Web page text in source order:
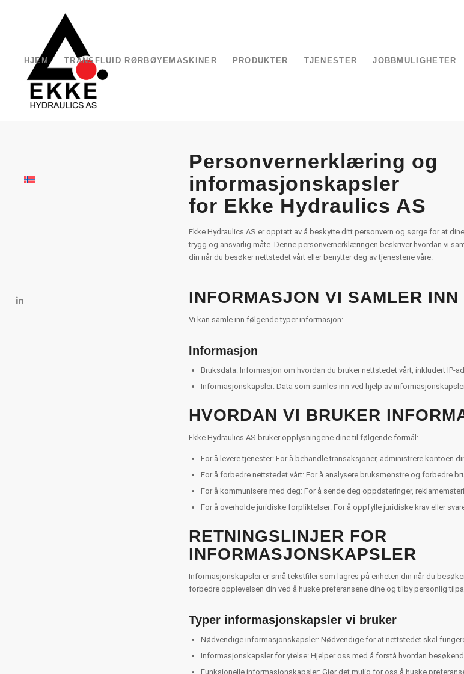
HJEM TRANSFLUID RØRBØYEMASKINER PRODUKTER TJENESTER JOBBMULIGHETER
Personvernerklæring og
informasjonskapsler
for Ekke Hydraulics AS
Ekke Hydraulics AS er opptatt av å beskytte ditt personvern og sørge for at
trygg og ansvarlig måte. Denne personvernerklæringen beskriver hvordan vi
din når du besøker nettstedet vårt eller benytter deg av tjenestene våre.
INFORMASJON VI SAMLER INN
Vi kan samle inn følgende typer informasjon:
Informasjon
Bruksdata: Informasjon om hvordan du bruker nettstedet vårt, inkludert IP-
Informasjonskapsler: Data som samles inn ved hjelp av
HVORDAN VI BRUKER
Ekke Hydraulics AS bruker opplysningene dine til følgende formål:
For å levere tjenester: For å behandle transaksjoner, administrere kontoen
For å forbedre nettstedet vårt: For å analysere bruksmønstre og forbedre
For å kommunisere med deg: For å sende deg oppdateringer,
For å overholde juridiske forpliktelser: For å oppfylle juridiske krav eller
RETNINGSLINJER FOR
INFORMASJONSKAPSLER
Informasjonskapsler er små tekstfiler som lagres på enheten din når du
forbedre opplevelsen din ved å huske preferansene dine og tilby personlig
Typer informasjonskapsler vi bruker
Nødvendige informasjonskapsler: Nødvendige for at nettstedet skal
Informasjonskapsler for ytelse: Hjelper oss med å forstå hvordan
Funksjonelle informasjonskapsler: Gjør det mulig for oss å huske